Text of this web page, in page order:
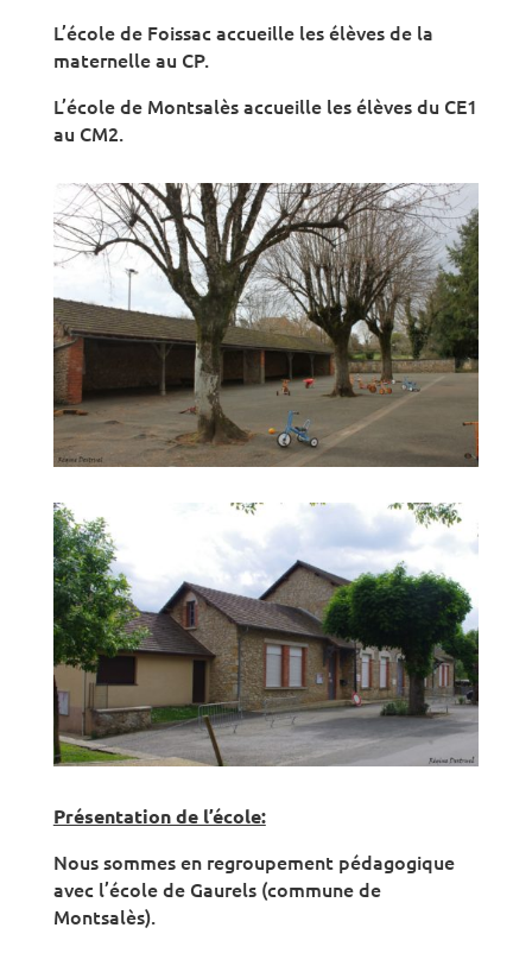
L’école de Foissac accueille les élèves de la
maternelle au CP.
L’école de Montsalès accueille les élèves du CE1
au CM2.
Présentation de l’école:
Nous sommes en regroupement pédagogique
avec l’école de Gaurels (commune de
Montsalès).